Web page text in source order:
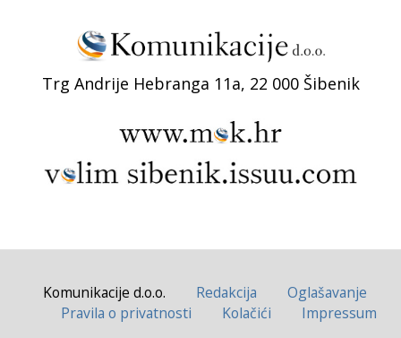
Trg Andrije Hebranga 11a, 22 000 Šibenik
Komunikacije d.o.o. Redakcija
Oglašavanje
Pravila o privatnosti
Kolačići
Impressum